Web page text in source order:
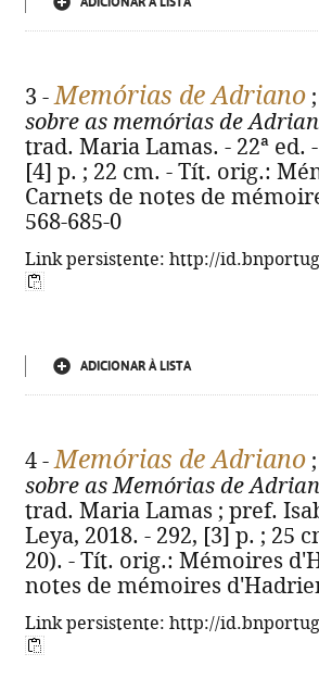
3 -Memórias de Adriano
sobre as memórias de
trad. Maria Lamas. - 22ª ed.
[4] p. ; 22 cm. - Tít. orig.:
Carnets de notes de
568-685-0
Link persistente: http://
ADICIONAR À LISTA
4 -Memórias de Adriano
sobre as Memórias de
trad. Maria Lamas ; pref.
Leya, 2018. - 292, [3] p. ; 25
20). - Tít. orig.: Mémoires
notes de mémoires
Link persistente: http://